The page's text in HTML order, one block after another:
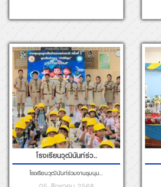
มหามงคลเฉลิมพระชนมพร..
28 กรกฎาคม 2568 มหามงคลเฉลิมพร..
25 กรกฎาคม 2568